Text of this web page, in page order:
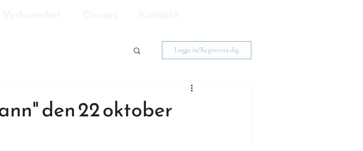
Logga in/Registrera dig
den 22 oktober